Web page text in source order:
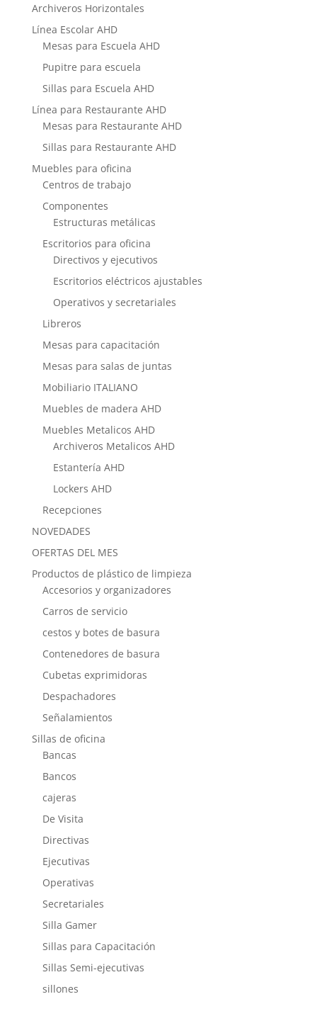
Archiveros Horizontales
Línea Escolar AHD
Mesas para Escuela AHD
Pupitre para escuela
Sillas para Escuela AHD
Línea para Restaurante AHD
Mesas para Restaurante AHD
Sillas para Restaurante AHD
Muebles para oficina
Centros de trabajo
Componentes
Estructuras metálicas
Escritorios para oficina
Directivos y ejecutivos
Escritorios eléctricos ajustables
Operativos y secretariales
Libreros
Mesas para capacitación
Mesas para salas de juntas
Mobiliario ITALIANO
Muebles de madera AHD
Muebles Metalicos AHD
Archiveros Metalicos AHD
Estantería AHD
Lockers AHD
Recepciones
NOVEDADES
OFERTAS DEL MES
Productos de plástico de limpieza
Accesorios y organizadores
Carros de servicio
cestos y botes de basura
Contenedores de basura
Cubetas exprimidoras
Despachadores
Señalamientos
Sillas de oficina
Bancas
Bancos
cajeras
De Visita
Directivas
Ejecutivas
Operativas
Secretariales
Silla Gamer
Sillas para Capacitación
Sillas Semi-ejecutivas
sillones